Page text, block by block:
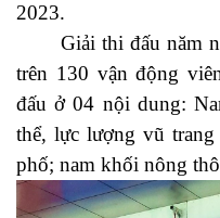
2023.
Giải thi đấu năm
trên 130 vận động
đấu ở 04 nội dung:
thể, lực lượng vũ
phố; nam khối nông